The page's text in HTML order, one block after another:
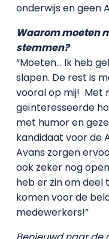
onderwijs en geen
Waarom moeten
stemmen?
“Moeten… Ik heb
slapen. De rest is
vooral op mij! Met
geïnteresseerde
met humor en
kandidaat voor de
Avans zorgen
ook zeker nog
heb er zin om deel
komen voor de
medewerkers!”